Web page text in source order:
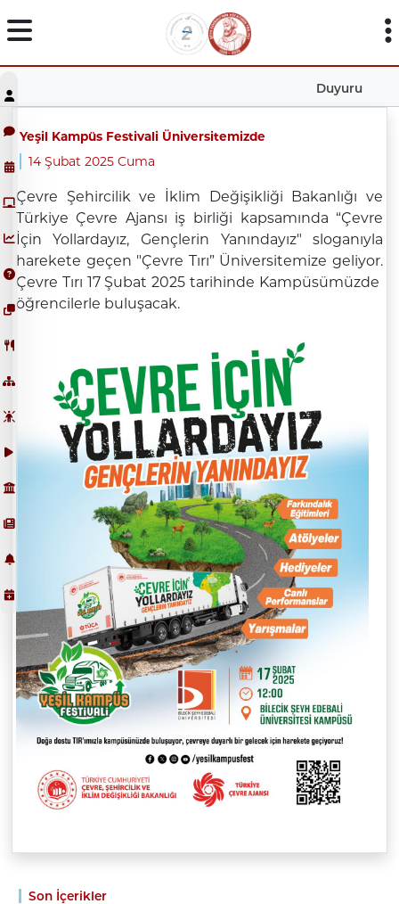
Duyuru
Son İçerikler
Yeşil Kampüs Festivali Üniversitemizde
14 Şubat 2025 Cuma
Çevre Şehircilik ve İklim Değişikliği Bakanlığı ve
Türkiye Çevre Ajansı iş birliği kapsamında “Çevre
İçin Yollardayız, Gençlerin Yanındayız" sloganıyla
harekete geçen "Çevre Tırı” Üniversitemize geliyor.
Çevre Tırı 17 Şubat 2025 tarihinde Kampüsümüzde
öğrencilerle buluşacak.